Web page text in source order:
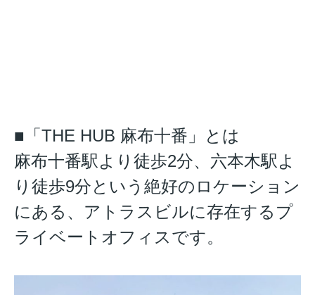
■「THE HUB 麻布十番」とは
麻布十番駅より徒歩2分、六本木駅よ
り徒歩9分という絶好のロケーション
にある、アトラスビルに存在するプ
ライベートオフィスです。